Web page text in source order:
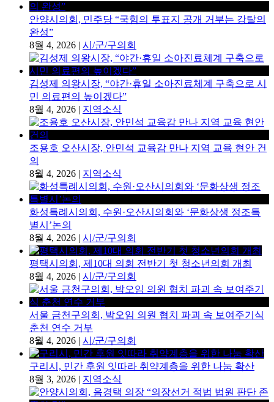
안양시의회, 민주당 “국힘의 투표지 공개 거부는 강탈의
완성”
8월 4, 2026 | 시/군/구의회
김성제 의왕시장, “야간·휴일 소아진료체계 구축으로 시
민 의료편의 높이겠다”
8월 4, 2026 | 지역소식
조용호 오산시장, 안민석 교육감 만나 지역 교육 현안 건
의
8월 4, 2026 | 지역소식
화성특례시의회, 수원·오산시의회와 ‘문화상생 정조특
별시’논의
8월 4, 2026 | 시/군/구의회
평택시의회, 제10대 의회 전반기 첫 청소년의회 개최
8월 4, 2026 | 시/군/구의회
서울 금천구의회, 박오임 의원 협치 파괴 속 보여주기식
춘천 연수 거부
8월 4, 2026 | 시/군/구의회
구리시, 민간 후원 잇따라 취약계층을 위한 나눔 확산
8월 3, 2026 | 지역소식